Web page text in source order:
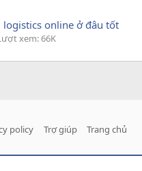
logistics online ở đâu tốt
xem: 66K
policy Trợ giúp Trang chủ